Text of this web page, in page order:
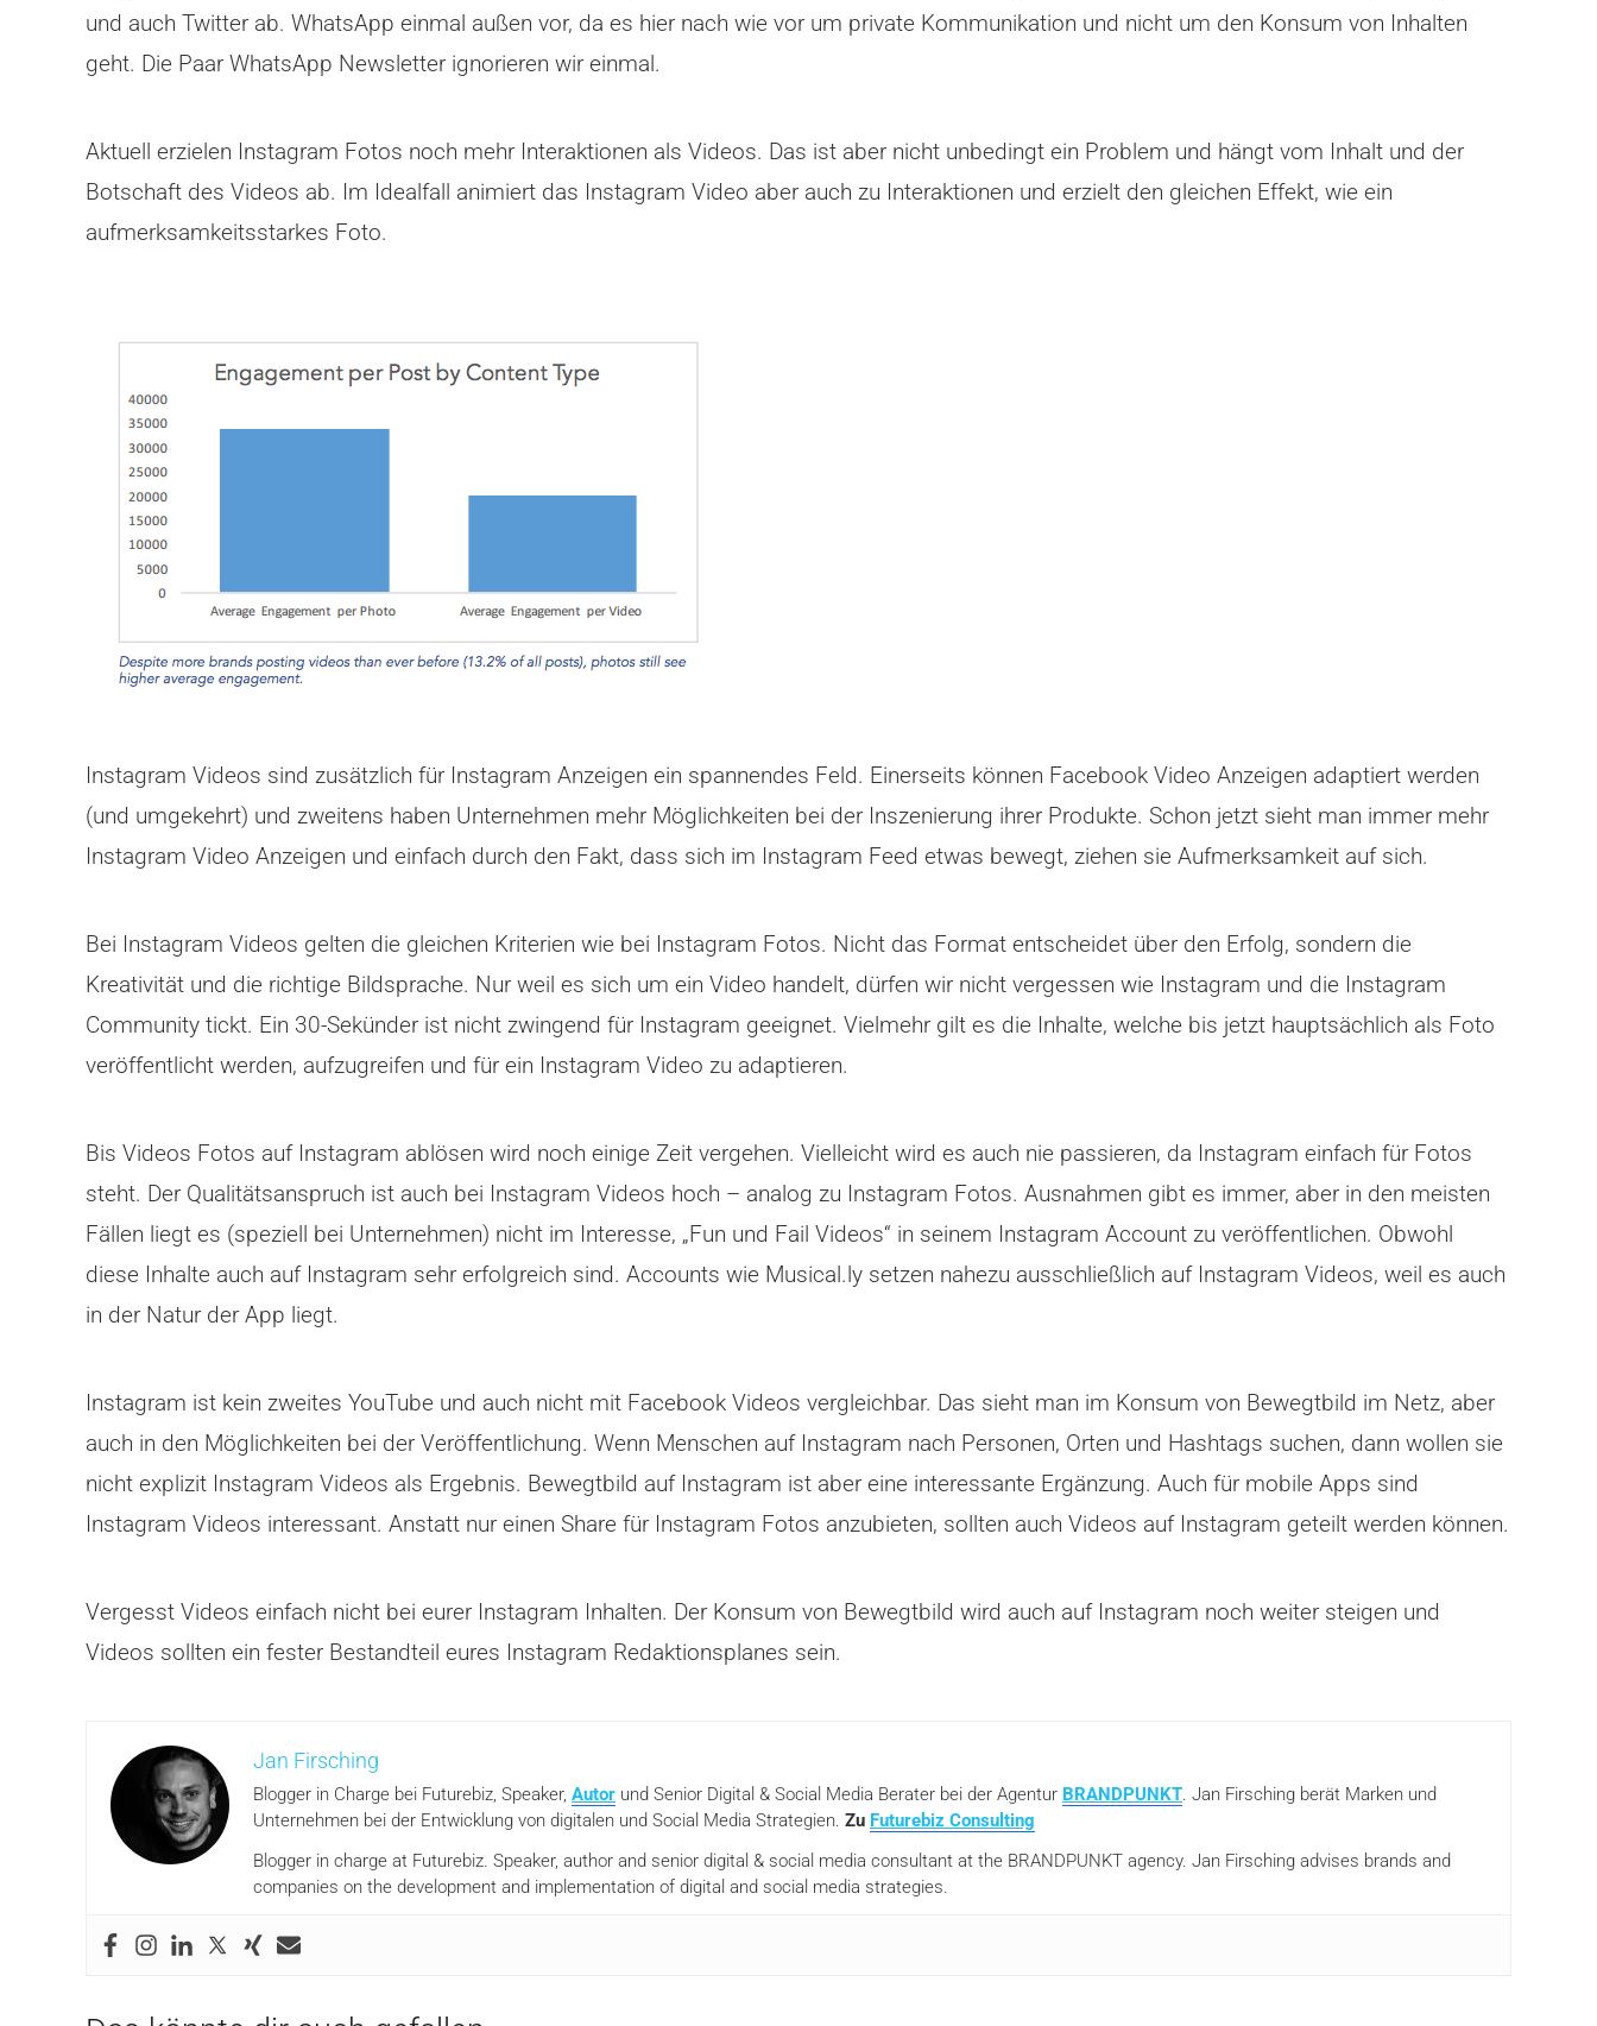
und auch Twitter ab. WhatsApp einmal außen vor, da es hier nach wie vor um private Kommunikation und nicht um den Konsum von Inhalten
geht. Die Paar WhatsApp Newsletter ignorieren wir einmal.
Aktuell erzielen Instagram Fotos noch mehr Interaktionen als Videos. Das ist aber nicht unbedingt ein Problem und hängt vom Inhalt und der
Botschaft des Videos ab. Im Idealfall animiert das Instagram Video aber auch zu Interaktionen und erzielt den gleichen Effekt, wie ein
aufmerksamkeitsstarkes Foto.
Instagram Videos sind zusätzlich für Instagram Anzeigen ein spannendes Feld. Einerseits können Facebook Video Anzeigen adaptiert werden
(und umgekehrt) und zweitens haben Unternehmen mehr Möglichkeiten bei der Inszenierung ihrer Produkte. Schon jetzt sieht man immer mehr
Instagram Video Anzeigen und einfach durch den Fakt, dass sich im Instagram Feed etwas bewegt, ziehen sie Aufmerksamkeit auf sich.
Bei Instagram Videos gelten die gleichen Kriterien wie bei Instagram Fotos. Nicht das Format entscheidet über den Erfolg, sondern die
Kreativität und die richtige Bildsprache. Nur weil es sich um ein Video handelt, dürfen wir nicht vergessen wie Instagram und die Instagram
Community tickt. Ein 30-Sekünder ist nicht zwingend für Instagram geeignet. Vielmehr gilt es die Inhalte, welche bis jetzt hauptsächlich als Foto
veröffentlicht werden, aufzugreifen und für ein Instagram Video zu adaptieren.
Bis Videos Fotos auf Instagram ablösen wird noch einige Zeit vergehen. Vielleicht wird es auch nie passieren, da Instagram einfach für Fotos
steht. Der Qualitätsanspruch ist auch bei Instagram Videos hoch – analog zu Instagram Fotos. Ausnahmen gibt es immer, aber in den meisten
Fällen liegt es (speziell bei Unternehmen) nicht im Interesse, „Fun und Fail Videos“ in seinem Instagram Account zu veröffentlichen. Obwohl
diese Inhalte auch auf Instagram sehr erfolgreich sind. Accounts wie Musical.ly setzen nahezu ausschließlich auf Instagram Videos, weil es auch
in der Natur der App liegt.
Instagram ist kein zweites YouTube und auch nicht mit Facebook Videos vergleichbar. Das sieht man im Konsum von Bewegtbild im Netz, aber
auch in den Möglichkeiten bei der Veröffentlichung. Wenn Menschen auf Instagram nach Personen, Orten und Hashtags suchen, dann wollen sie
nicht explizit Instagram Videos als Ergebnis. Bewegtbild auf Instagram ist aber eine interessante Ergänzung. Auch für mobile Apps sind
Instagram Videos interessant. Anstatt nur einen Share für Instagram Fotos anzubieten, sollten auch Videos auf Instagram geteilt werden können.
Vergesst Videos einfach nicht bei eurer Instagram Inhalten. Der Konsum von Bewegtbild wird auch auf Instagram noch weiter steigen und
Videos sollten ein fester Bestandteil eures Instagram Redaktionsplanes sein.
Jan Firsching
Blogger in Charge bei Futurebiz, Speaker, Autor und Senior Digital & Social Media Berater bei der Agentur BRANDPUNKT. Jan Firsching berät Marken und
Unternehmen bei der Entwicklung von digitalen und Social Media Strategien. Zu Futurebiz Consulting
Blogger in charge at Futurebiz. Speaker, author and senior digital & social media consultant at the BRANDPUNKT agency. Jan Firsching advises brands and
companies on the development and implementation of digital and social media strategies.